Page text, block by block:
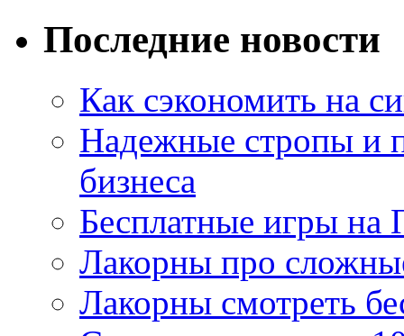
Последние новости
Как сэкономить на
Надежные стропы и
бизнеса
Бесплатные игры на
Лакорны про
Лакорны смотреть